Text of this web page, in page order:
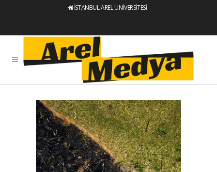
İSTANBUL AREL ÜNİVERSİTESİ